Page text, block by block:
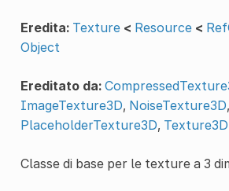
Eredita: Texture < Resource <
Object
Ereditato da:
ImageTexture3D, NoiseTexture3D,
PlaceholderTexture3D,
Classe di base per le texture a 3